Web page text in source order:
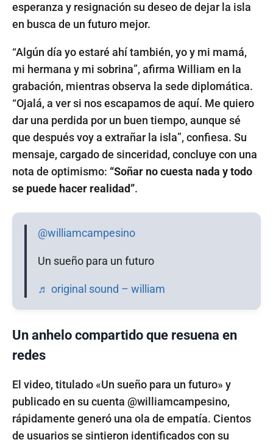
esperanza y resignación su deseo de dejar la isla
en busca de un futuro mejor.
“Algún día yo estaré ahí también, yo y mi mamá,
mi hermana y mi sobrina”, afirma William en la
grabación, mientras observa la sede diplomática.
“Ojalá, a ver si nos escapamos de aquí. Me quiero
dar una perdida por un buen tiempo, aunque sé
que después voy a extrañar la isla”, confiesa. Su
mensaje, cargado de sinceridad, concluye con una
nota de optimismo: “Soñar no cuesta nada y todo
se puede hacer realidad”.
@williamcampesino
Un sueño para un futuro
♬ original sound – william
Un anhelo compartido que resuena en
redes
El video, titulado «Un sueño para un futuro» y
publicado en su cuenta @williamcampesino,
rápidamente generó una ola de empatía. Cientos
de usuarios se sintieron identificados con su